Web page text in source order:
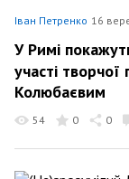
Іван Петренко 16
У Римі
участі
Колюбаєвим
54 0 0